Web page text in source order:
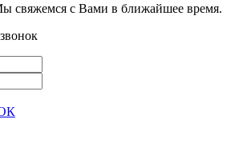
свяжемся с Вами в ближайшее время.